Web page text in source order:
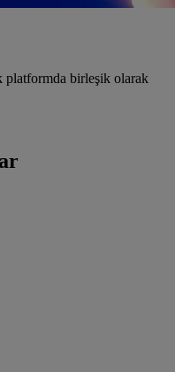
platformda birleşik olarak